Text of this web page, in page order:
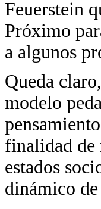
Feuerstein
Próximo
a algunos
Queda
modelo
finalidad de
estados
dinámico